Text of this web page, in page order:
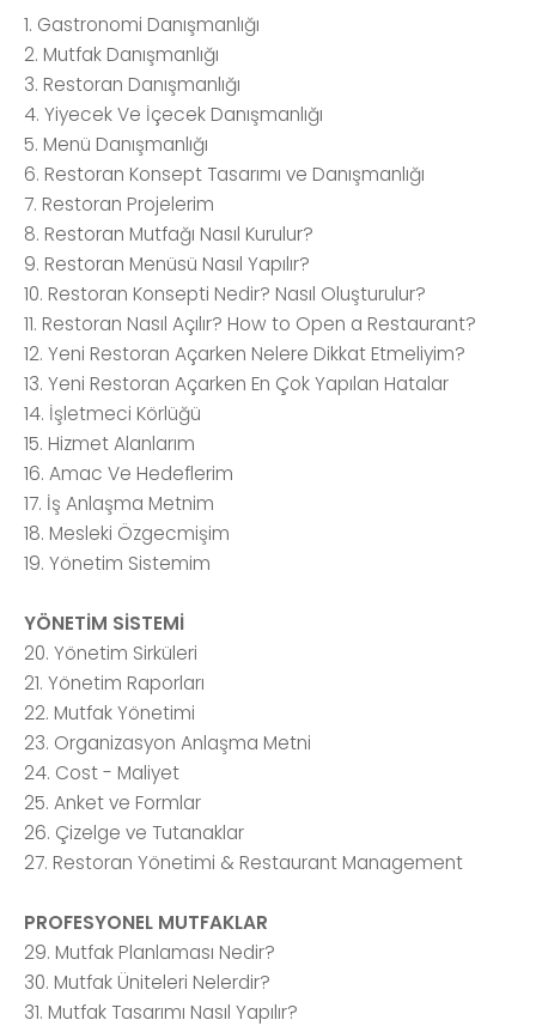
1. Gastronomi Danışmanlığı
2. Mutfak Danışmanlığı
3. Restoran Danışmanlığı
4. Yiyecek Ve İçecek Danışmanlığı
5. Menü Danışmanlığı
6. Restoran Konsept Tasarımı ve Danışmanlığı
7. Restoran Projelerim
8. Restoran Mutfağı Nasıl Kurulur?
9. Restoran Menüsü Nasıl Yapılır?
10. Restoran Konsepti Nedir? Nasıl Oluşturulur?
11. Restoran Nasıl Açılır? How to Open a Restaurant?
12. Yeni Restoran Açarken Nelere Dikkat Etmeliyim?
13. Yeni Restoran Açarken En Çok Yapılan Hatalar
14. İşletmeci Körlüğü
15. Hizmet Alanlarım
16. Amac Ve Hedeflerim
17. İş Anlaşma Metnim
18. Mesleki Özgecmişim
19. Yönetim Sistemim
YÖNETİM SİSTEMİ
20. Yönetim Sirküleri
21. Yönetim Raporları
22. Mutfak Yönetimi
23. Organizasyon Anlaşma Metni
24. Cost - Maliyet
25. Anket ve Formlar
26. Çizelge ve Tutanaklar
27. Restoran Yönetimi & Restaurant Management
PROFESYONEL MUTFAKLAR
29. Mutfak Planlaması Nedir?
30. Mutfak Üniteleri Nelerdir?
31. Mutfak Tasarımı Nasıl Yapılır?